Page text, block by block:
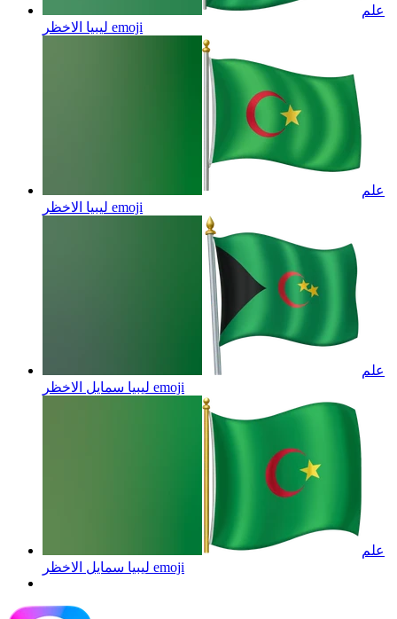
علم
ليبيا الاخظر emoji
علم
ليبيا الاخظر emoji
علم
ليبيا سمايل الاخظر emoji
علم
ليبيا سمايل الاخظر emoji